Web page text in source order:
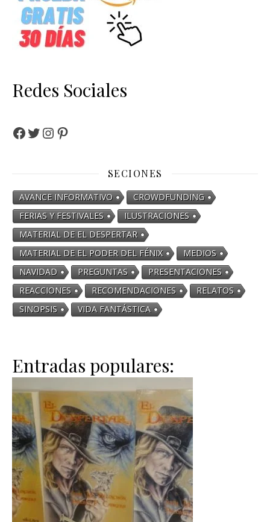
Redes Sociales
SECIONES
AVANCE INFORMATIVO
CROWDFUNDING
FERIAS Y FESTIVALES
ILUSTRACIONES
MATERIAL DE EL DESPERTAR
MATERIAL DE EL PODER DEL FÉNIX
MEDIOS
NAVIDAD
PREGUNTAS
PRESENTACIONES
REACCIONES
RECOMENDACIONES
RELATOS
SINOPSIS
VIDA FANTÁSTICA
Entradas populares: